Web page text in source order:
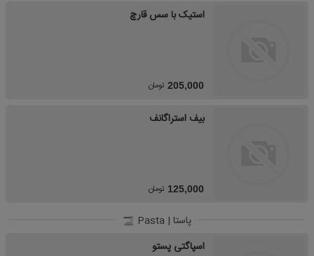
استیک با سس قارچ
205,000 تومان
بیف استراگانف
125,000 تومان
پاستا | Pasta
اسپاگتی پستو